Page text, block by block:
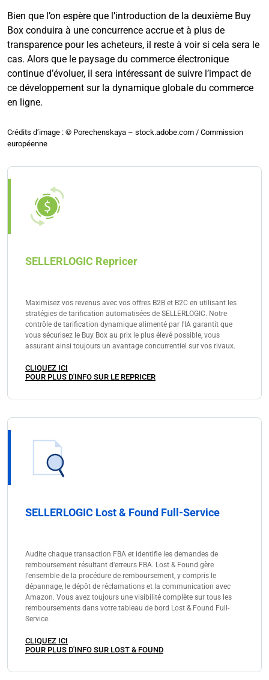
Bien que l’on espère que l’introduction de la deuxième Buy
Box conduira à une concurrence accrue et à plus de
transparence pour les acheteurs, il reste à voir si cela sera le
cas. Alors que le paysage du commerce électronique
continue d’évoluer, il sera intéressant de suivre l’impact de
ce développement sur la dynamique globale du commerce
en ligne.
Crédits d’image : © Porechenskaya – stock.adobe.com / Commission
européenne
SELLERLOGIC Repricer
Maximisez vos revenus avec vos offres B2B et B2C en utilisant les
stratégies de tarification automatisées de SELLERLOGIC. Notre
contrôle de tarification dynamique alimenté par l'IA garantit que
vous sécurisez le Buy Box au prix le plus élevé possible, vous
assurant ainsi toujours un avantage concurrentiel sur vos rivaux.
CLIQUEZ ICI
POUR PLUS D'INFO SUR LE REPRICER
SELLERLOGIC Lost & Found Full-Service
Audite chaque transaction FBA et identifie les demandes de
remboursement résultant d'erreurs FBA. Lost & Found gère
l'ensemble de la procédure de remboursement, y compris le
dépannage, le dépôt de réclamations et la communication avec
Amazon. Vous avez toujours une visibilité complète sur tous les
remboursements dans votre tableau de bord Lost & Found Full-
Service.
CLIQUEZ ICI
POUR PLUS D'INFO SUR LOST & FOUND